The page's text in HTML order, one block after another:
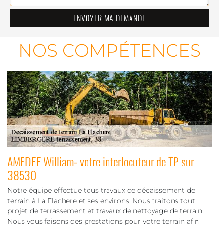
NOS COMPÉTENCES
AMEDEE William- votre interlocuteur de TP sur
38530
Notre équipe effectue tous travaux de décaissement de
terrain à La Flachere et ses environs. Nous traitons tout
projet de terrassement et travaux de nettoyage de terrain.
Nous vous faisons des prestations pour votre terrain afin